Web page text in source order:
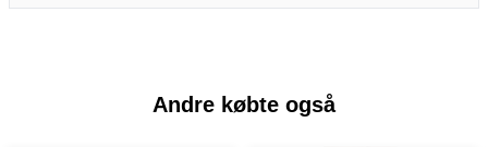
Andre købte også